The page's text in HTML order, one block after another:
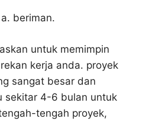
beriman.
untuk memimpin
kerja anda. proyek
sangat besar dan
sekitar 4-6 bulan untuk
tengah proyek,